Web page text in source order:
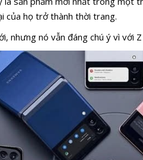
của họ trở thành thời trang.
nhưng nó vẫn đáng chú ý vì với